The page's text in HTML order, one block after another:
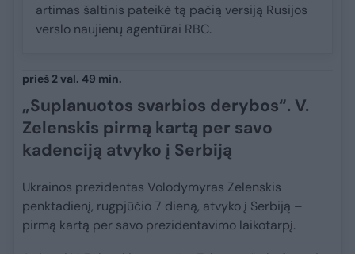
artimas šaltinis pateikė tą pačią versiją Rusijos
verslo naujienų agentūrai RBC.
prieš 2 val. 49 min.
„Suplanuotos svarbios derybos“. V.
Zelenskis pirmą kartą per savo
kadenciją atvyko į Serbiją
Ukrainos prezidentas Volodymyras Zelenskis
penktadienį, rugpjūčio 7 dieną, atvyko į Serbiją –
pirmą kartą per savo prezidentavimo laikotarpį.